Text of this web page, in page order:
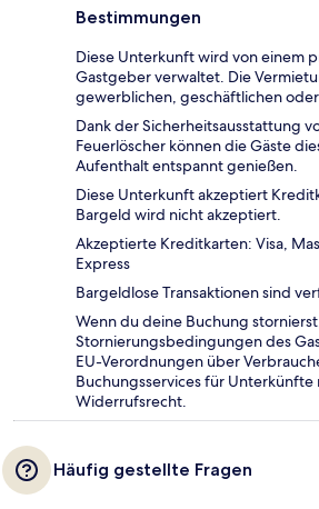
Bestimmungen
Diese Unterkunft wird von einem
Gastgeber verwaltet. Die
gewerblichen, geschäftlichen
Dank der Sicherheitsausstattung
Feuerlöscher können die Gäste
Aufenthalt entspannt genießen.
Diese Unterkunft akzeptiert
Bargeld wird nicht akzeptiert.
Akzeptierte Kreditkarten: Visa,
Express
Bargeldlose Transaktionen sind
Wenn du deine Buchung
Stornierungsbedingungen des
EU-Verordnungen über
Buchungsservices für Unterkünfte
Widerrufsrecht.
Häufig gestellte Fragen